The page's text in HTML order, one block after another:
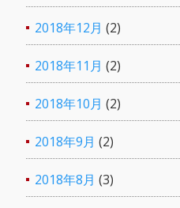
2018年12月 (2)
2018年11月 (2)
2018年10月 (2)
2018年9月 (2)
2018年8月 (3)